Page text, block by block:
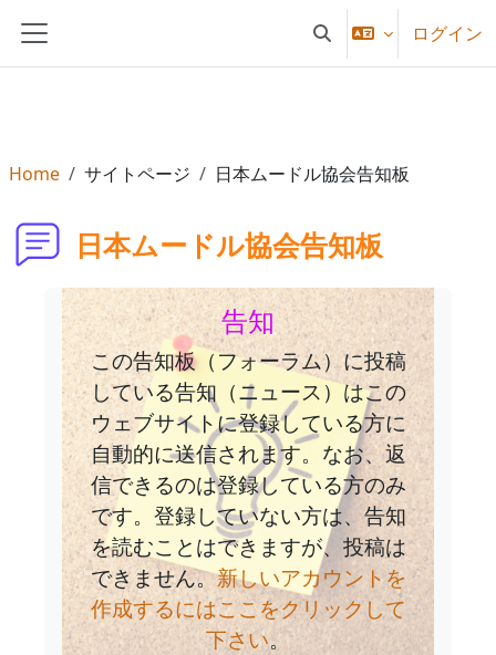
サイドパネル 検索入力に切り替える
ログイン
Home サイトページ 日本ムードル協会告知板
日本ムードル協会告知板
告知
この告知板（フォーラム）に投稿
している告知（ニュース）はこの
ウェブサイトに登録している方に
自動的に送信されます。なお、返
信できるのは登録している方のみ
です。登録していない方は、告知
を読むことはできますが、投稿は
できません。新しいアカウントを
作成するにはここをクリックして
下さい。